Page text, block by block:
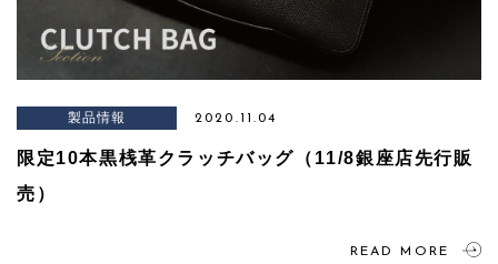
製品情報 2020.11.04
限定10本黒桟革クラッチバッグ（11/8銀座店先行販
売）
READ MORE